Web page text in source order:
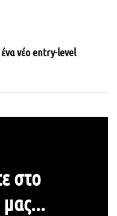
ένα νέο entry-level
στο